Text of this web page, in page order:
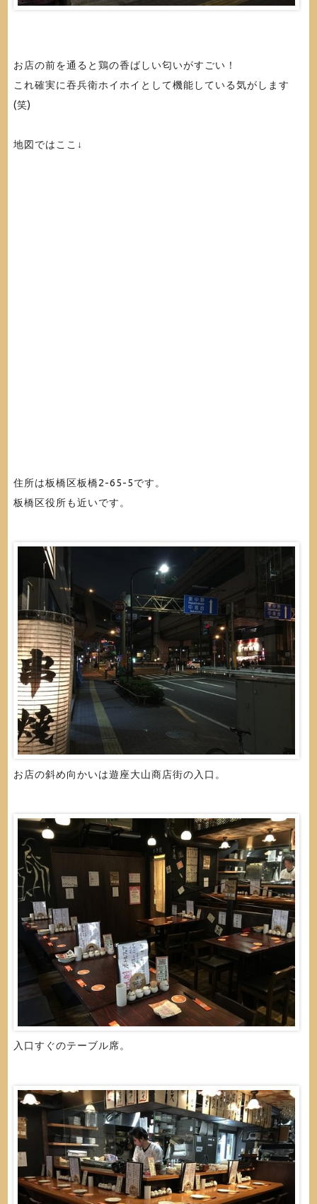
お店の前を通ると鶏の香ばしい匂いがすごい！
これ確実に吞兵衛ホイホイとして機能している気がします
(笑)
地図ではここ↓
住所は板橋区板橋2-65-5です。
板橋区役所も近いです。
お店の斜め向かいは遊座大山商店街の入口。
入口すぐのテーブル席。